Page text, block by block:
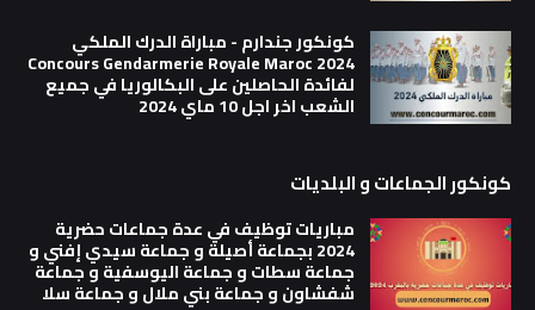
كونكور جندارم - مباراة الدرك الملكي
Concours Gendarmerie Royale Maroc 2024
لفائدة الحاصلين على البكالوريا في جميع
الشعب اخر اجل 10 ماي 2024
كونكور الجماعات و البلديات
مباريات توظيف في عدة جماعات حضرية
2024 بجماعة أصيلة و جماعة سيدي إفني و
جماعة سطات و جماعة اليوسفية و جماعة
شفشاون و جماعة بني ملال و جماعة سلا